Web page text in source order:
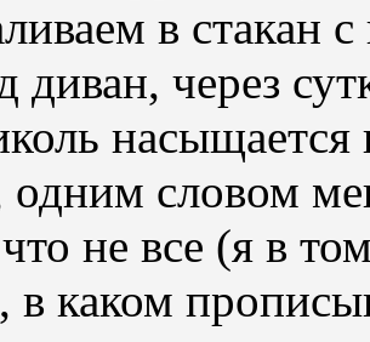
в стакан
диван, через
одним словом
не все (я в
в каком